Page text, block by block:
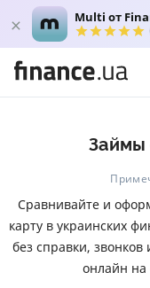
Multi от
Займы
Сравнивайте и
карту в украинских
без справки,
онлайн на